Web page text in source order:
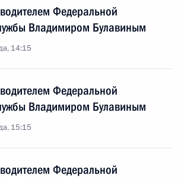
Федеральной
Владимиром Булавиным
14:15
Федеральной
Владимиром Булавиным
15:15
Федеральной